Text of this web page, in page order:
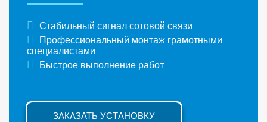
Стабильный сигнал сотовой связи
Профессиональный монтаж грамотными
специалистами
Быстрое выполнение работ
ЗАКАЗАТЬ УСТАНОВКУ